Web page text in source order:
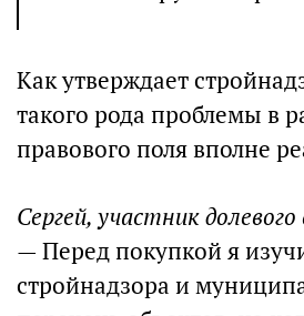
Как утверждает
такого рода проблемы в
правового поля вполне
Сергей, участник
— Перед покупкой я
стройнадзора и